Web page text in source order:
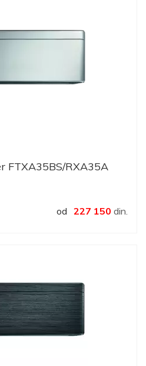
FTXA35BS/RXA35A
od 227 150 din.